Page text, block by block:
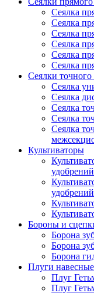
Сеялка
Сеялка
Сеялка
Сеялка
Сеялка
Сеялка
Сеялки точного
Сеялка
Сеялка
Сеялка
Сеялка
Сеялка
Культиваторы
удобрений
удобрений
Бороны и
Борона
Борона
Борона
Плуги
Плуг
Плуг